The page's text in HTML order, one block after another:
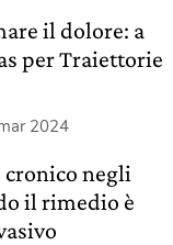
il dolore: a
per Traiettorie
2024
cronico negli
il rimedio è